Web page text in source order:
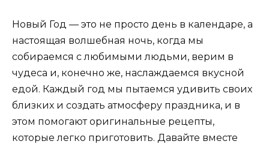
Новый Год — это не просто день в календаре, а
настоящая волшебная ночь, когда мы
собираемся с любимыми людьми, верим в
чудеса и, конечно же, наслаждаемся вкусной
едой. Каждый год мы пытаемся удивить своих
близких и создать атмосферу праздника, и в
этом помогают оригинальные рецепты,
которые легко приготовить. Давайте вместе